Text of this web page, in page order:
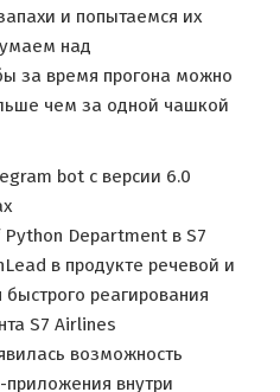
и попытаемся их
над
за время прогона можно
чем за одной чашкой
bot с версии 6.0
Department в S7
в продукте речевой и
реагирования
S7 Airlines
возможность
приложения внутри